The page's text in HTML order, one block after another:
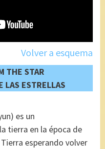
Volver a esquema
THE STAR
LAS ESTRELLAS
es un
tierra en la época de
esperando volver